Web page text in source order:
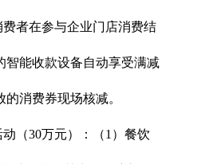
费者在参与企业门店消费结
智能收款设备自动享受满减
消费券现场核减。
（30万元）：（1）餐饮